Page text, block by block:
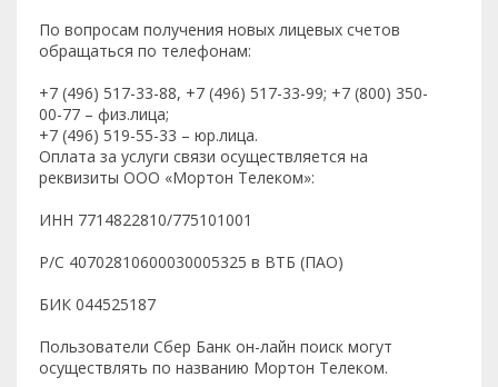
По вопросам получения новых лицевых счетов
обращаться по телефонам:
+7 (496) 517-33-88, +7 (496) 517-33-99; +7 (800) 350-
00-77 – физ.лица;
+7 (496) 519-55-33 – юр.лица.
Оплата за услуги связи осуществляется на
реквизиты ООО «Мортон Телеком»:
ИНН 7714822810/775101001
Р/С 40702810600030005325 в ВТБ (ПАО)
БИК 044525187
Пользователи Сбер Банк он-лайн поиск могут
осуществлять по названию Мортон Телеком.